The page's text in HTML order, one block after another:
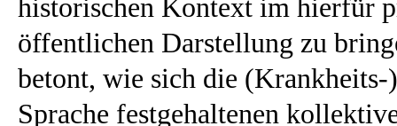
historischen Kontext im hierfür
öffentlichen Darstellung zu
betont, wie sich die
Sprache festgehaltenen